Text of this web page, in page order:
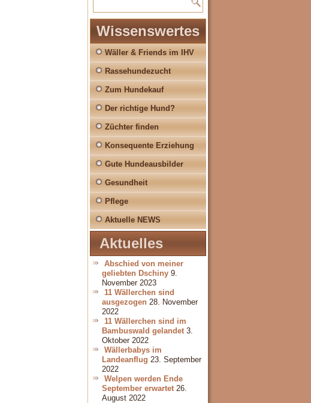
Wissenswertes
Wäller & Friends im IHV
Rassehundezucht
Zum Hundekauf
Der richtige Hund?
Züchter finden
Konsequente Erziehung
Gute Hundeausbilder
Gesundheit
Pflege
Aktuelle NEWS
Aktuelles
Abschied von meiner
geliebten Dschiny 9.
November 2023
11 Wällerchen sind
ausgezogen 28. November
2022
11 Wällerchen sind im
Bambuswald gelandet 3.
Oktober 2022
Wällerbabys im
Landeanflug 23. September
2022
Welpen werden Ende
September erwartet 26.
August 2022